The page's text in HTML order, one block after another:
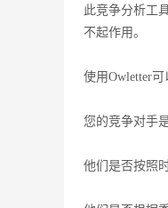
此竞争分析工
不起作用。
使用Owletter可
您的竞争对手
他们是否按照